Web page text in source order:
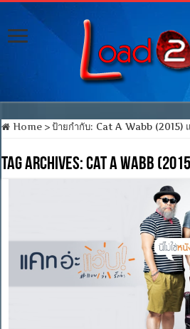
Home > ป้ายกำกับ: Cat A Wabb (2015)
Tag Archives:Cat A Wabb